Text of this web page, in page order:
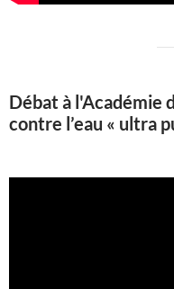
Débat à l'Académie
contre l’eau « ultra